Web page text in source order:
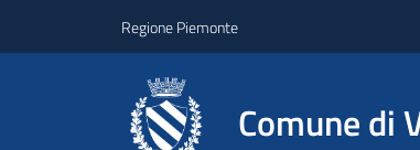
Regione Piemonte
Comune di